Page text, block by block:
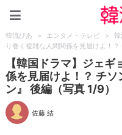
韓流ぴあ > エンタメ・テレビ > 韓
り巻く複雑な人間関係を見届けよ！
【韓国ドラマ】ジェ
係を見届けよ！？ チソ
ン』 後編（写真 1/9）
佐藤 結